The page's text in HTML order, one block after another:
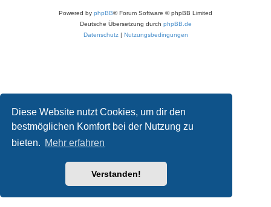
Diese Website nutzt Cookies, um dir den
bestmöglichen Komfort bei der Nutzung zu
bieten. Mehr erfahren
Verstanden!
Powered by phpBB® Forum Software © phpBB Limited
Deutsche Übersetzung durch phpBB.de
Datenschutz| Nutzungsbedingungen